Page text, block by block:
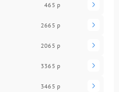
465 р
2665 р
2065 р
3365 р
3465 р